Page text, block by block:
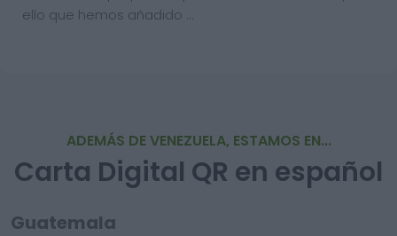
ello que hemos añadido …
ADEMÁS DE VENEZUELA, ESTAMOS EN...
Carta Digital QR en español
Guatemala